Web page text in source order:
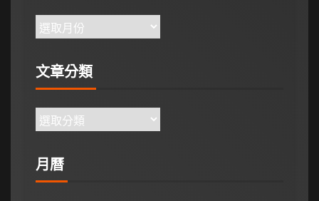
文章分類
月曆